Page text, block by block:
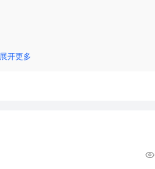
展开更多